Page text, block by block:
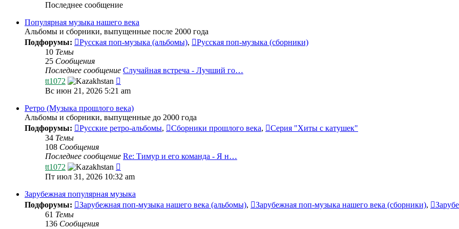
Последнее сообщение
Популярная музыка нашего века
Альбомы и сборники, выпущенные после 2000 года
Подфорумы:
Русская поп-музыка (альбомы),
Русская поп-музыка (сборники)
10 Темы
25 Сообщения
Последнее сообщение Случайная встреча - Лучший го…
tt1072
к
сообщению
Вс июн 21, 2026 5:21 am
Ретро (Музыка прошлого века)
Альбомы и сборники, выпущенные до 2000 года
Подфорумы:
Русские ретро-альбомы, Сборники прошлого века,
Серия "Хиты с катушек"
34 Темы
108 Сообщения
Последнее сообщение Re: Тимур и его команда - Я н…
tt1072
к
сообщению
Пт июл 31, 2026 10:32 am
Зарубежная популярная музыка
Подфорумы:
Зарубежная поп-музыка нашего века (альбомы), Зарубежная поп-музыка нашего века (сборники),
61 Темы
136 Сообщения